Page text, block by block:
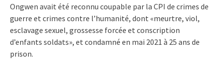
Ongwen avait été reconnu coupable par la CPI de crimes de
guerre et crimes contre l’humanité, dont «meurtre, viol,
esclavage sexuel, grossesse forcée et conscription
d’enfants soldats», et condamné en mai 2021 à 25 ans de
prison.